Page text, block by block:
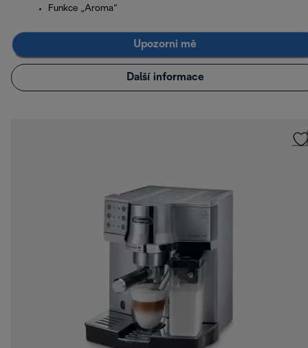
Funkce „Aroma“
Upozorni mě
Další informace